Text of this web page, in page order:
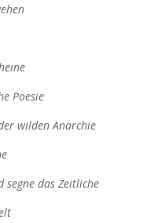
Poesie
wilden Anarchie
segne das Zeitliche